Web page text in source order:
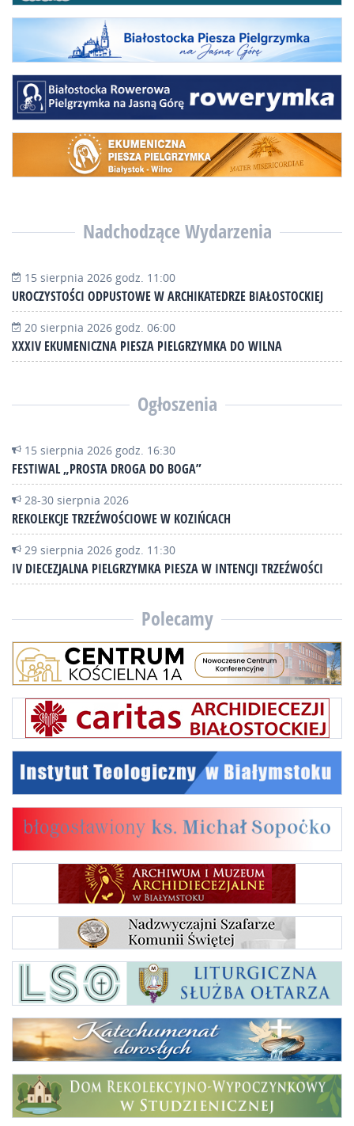
Nadchodzące Wydarzenia
15 sierpnia 2026 godz. 11:00
UROCZYSTOŚCI ODPUSTOWE W ARCHIKATEDRZE BIAŁOSTOCKIEJ
20 sierpnia 2026 godz. 06:00
XXXIV EKUMENICZNA PIESZA PIELGRZYMKA DO WILNA
Ogłoszenia
15 sierpnia 2026 godz. 16:30
FESTIWAL „PROSTA DROGA DO BOGA”
28-30 sierpnia 2026
REKOLEKCJE TRZEŹWOŚCIOWE W KOZIŃCACH
29 sierpnia 2026 godz. 11:30
IV DIECEZJALNA PIELGRZYMKA PIESZA W INTENCJI TRZEŹWOŚCI
Polecamy